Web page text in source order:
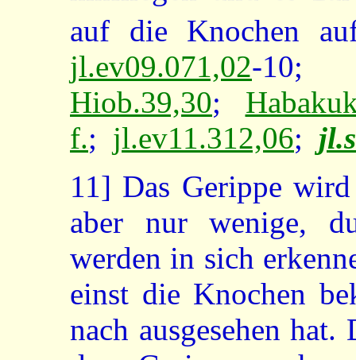
auf die Knochen
jl.ev09.071,02-
Hiob.39,30;
f.; jl.ev11.312,06;
11] Das Gerippe
aber nur wenige,
werden in sich
einst die Knochen
nach ausgesehen